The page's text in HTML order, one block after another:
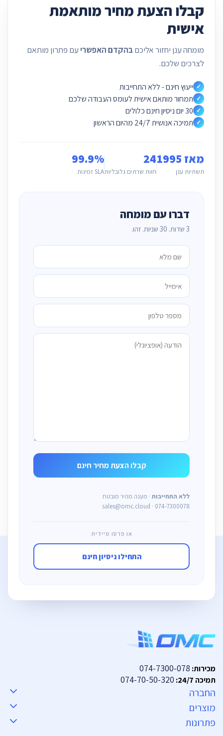
קבלו הצעת מחיר מותאמת
אישית
מומחה ענן יחזור אליכםבהקדם האפשרי עם פתרון מותאם
לצרכים שלכם.
✓ ייעוץ חינם - ללא התחייבות
✓ תמחור מותאם אישית לעומס העבודה שלכם
✓ 30 יום ניסיון חינם כלולים
✓ תמיכה אנושית 24/7 מהיום הראשון
מאז 1995
תשתיות ענן
24
חוות שרתים גלובליות
99.9%
SLA זמינות
דברו עם מומחה
3 שדות. 30 שניות. זהו.
ללא התחייבות · מענה מהיר מובטח
sales@omc.cloud · 074-7300078
או פרסו מיידית
התחילו ניסיון חינם
מכירות: 074-7300-078
תמיכה 24/7: 074-70-50-320
החברה
מוצרים
פתרונות